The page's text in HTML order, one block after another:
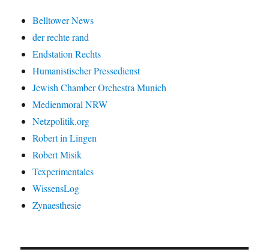
Belltower News
der rechte rand
Endstation Rechts
Humanistischer Pressedienst
Jewish Chamber Orchestra Munich
Medienmoral NRW
Netzpolitik.org
Robert in Lingen
Robert Misik
Texperimentales
WissensLog
Zynaesthesie